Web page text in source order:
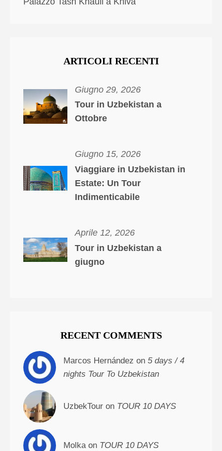
ARTICOLI RECENTI
Giugno 29, 2026
Tour in Uzbekistan a
Ottobre
Giugno 15, 2026
Viaggiare in Uzbekistan in
Estate: Un Tour
Indimenticabile
Aprile 12, 2026
Tour in Uzbekistan a
giugno
RECENT COMMENTS
Marcos Hernández on 5 days / 4
nights Tour To Uzbekistan
UzbekTour on TOUR 10 DAYS
Molka on TOUR 10 DAYS